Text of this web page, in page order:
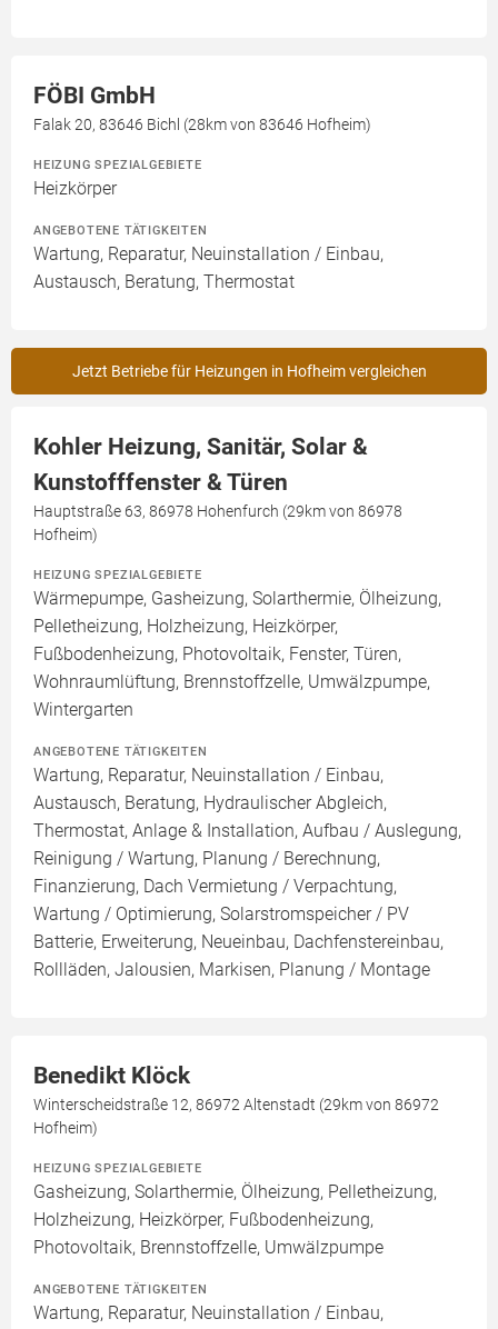
FÖBI GmbH
Falak 20, 83646 Bichl (28km von 83646 Hofheim)
HEIZUNG SPEZIALGEBIETE
Heizkörper
ANGEBOTENE TÄTIGKEITEN
Wartung, Reparatur, Neuinstallation / Einbau,
Austausch, Beratung, Thermostat
Jetzt Betriebe für Heizungen in Hofheim vergleichen
Kohler Heizung, Sanitär, Solar &
Kunstofffenster & Türen
Hauptstraße 63, 86978 Hohenfurch (29km von 86978
Hofheim)
HEIZUNG SPEZIALGEBIETE
Wärmepumpe, Gasheizung, Solarthermie, Ölheizung,
Pelletheizung, Holzheizung, Heizkörper,
Fußbodenheizung, Photovoltaik, Fenster, Türen,
Wohnraumlüftung, Brennstoffzelle, Umwälzpumpe,
Wintergarten
ANGEBOTENE TÄTIGKEITEN
Wartung, Reparatur, Neuinstallation / Einbau,
Austausch, Beratung, Hydraulischer Abgleich,
Thermostat, Anlage & Installation, Aufbau / Auslegung,
Reinigung / Wartung, Planung / Berechnung,
Finanzierung, Dach Vermietung / Verpachtung,
Wartung / Optimierung, Solarstromspeicher / PV
Batterie, Erweiterung, Neueinbau, Dachfenstereinbau,
Rollläden, Jalousien, Markisen, Planung / Montage
Benedikt Klöck
Winterscheidstraße 12, 86972 Altenstadt (29km von 86972
Hofheim)
HEIZUNG SPEZIALGEBIETE
Gasheizung, Solarthermie, Ölheizung, Pelletheizung,
Holzheizung, Heizkörper, Fußbodenheizung,
Photovoltaik, Brennstoffzelle, Umwälzpumpe
ANGEBOTENE TÄTIGKEITEN
Wartung, Reparatur, Neuinstallation / Einbau,